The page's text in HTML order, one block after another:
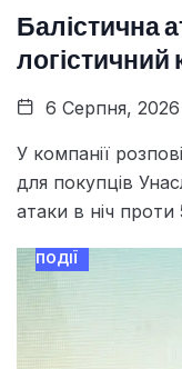
Балістична
6 Серпня, 2026
У компанії
для покупців
атаки в ніч проти
ПОДІЇ